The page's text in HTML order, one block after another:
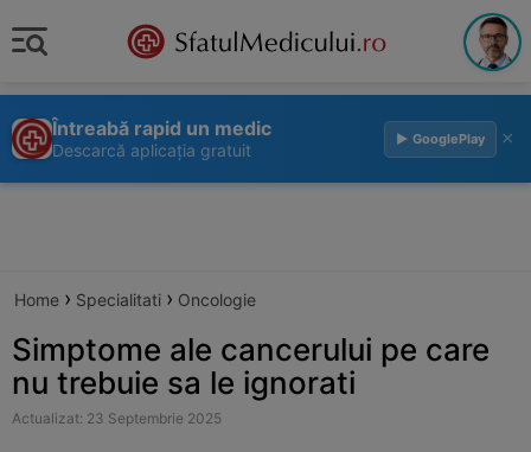
Întreabă rapid un medic
Descarcă aplicația gratuit
▶ GooglePlay ×
Home › Specialitati › Oncologie
Simptome ale cancerului pe care
nu trebuie sa le ignorati
Actualizat: 23 Septembrie 2025